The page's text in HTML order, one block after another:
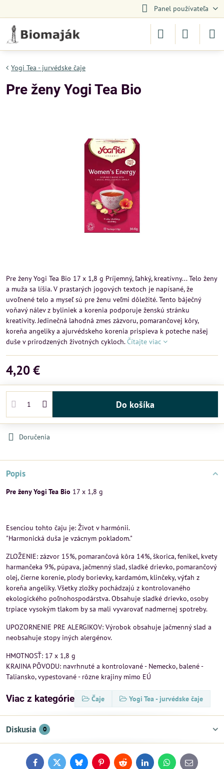
Panel používateľa
Yogi Tea - jurvédske čaje
Pre ženy Yogi Tea Bio
Pre ženy Yogi Tea Bio 17 x 1,8 g Príjemný, ľahký, kreatívny... Telo ženy
a muža sa líšia. V prastarých jogových textoch je napísané, že
uvoľnené telo a myseľ sú pre ženu veľmi dôležité. Tento báječný
voňavý nálev z byliniek a korenia podporuje ženskú stránku
kreativity. Jedinečná lahodná zmes zázvoru, pomarančovej kôry,
koreňa angeliky a ajurvédskeho korenia prispieva k poteche našej
duše v prirodzených životných cykloch.Čítajte viac
4,20 €
Do košíka
Doručenia
Popis
Pre ženy Yogi Tea Bio 17 x 1,8 g
Esenciou tohto čaju je: Život v harmónii.
"Harmonická duša je vzácnym pokladom."
ZLOŽENIE: zázvor 15%, pomarančová kôra 14%, škorica, fenikel, kvety
harmančeka 9%, púpava, jačmenný slad, sladké drievko, pomarančový
olej, čierne korenie, plody borievky, kardamóm, klinčeky, výťah z
koreňa angeliky. Všetky zložky pochádzajú z kontrolovaného
ekologického poľnohospodárstva. Obsahuje sladké drievko, osoby
trpiace vysokým tlakom by sa mali vyvarovať nadmernej spotreby.
UPOZORNENIE PRE ALERGIKOV: Výrobok obsahuje jačmenný slad a
neobsahuje stopy iných alergénov.
HMOTNOSŤ: 17 x 1,8 g
KRAJINA PÔVODU: navrhnuté a kontrolované - Nemecko, balené -
Taliansko, vypestované - rôzne krajiny mimo EÚ
Viac z kategórie Čaje Yogi Tea - jurvédske čaje
Diskusia 0
FacebookTwitterBlueskyPinterestReddit LinkedInWhatsApp
E-